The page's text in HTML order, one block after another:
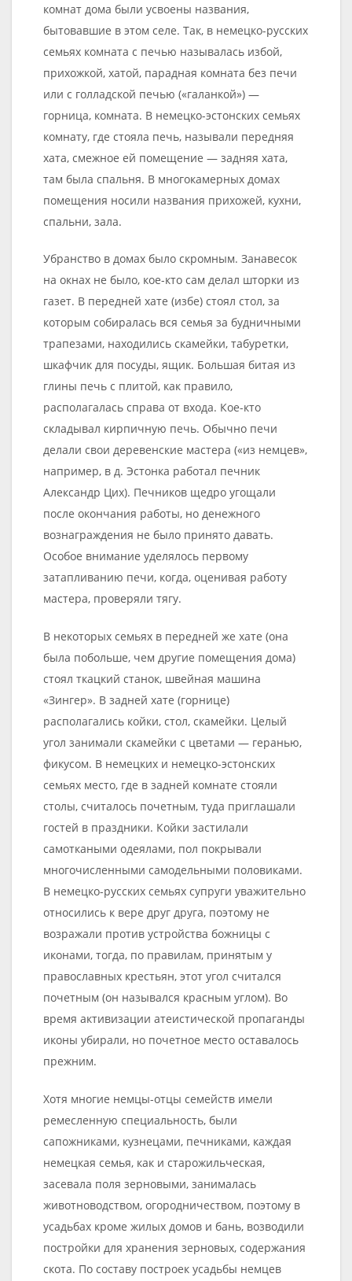
комнат дома были усвоены названия,
бытовавшие в этом селе. Так, в немецко-русских
семьях комната с печью называлась избой,
прихожкой, хатой, парадная комната без печи
или с голладcкой печью («галанкой») —
горница, комната. В немецко-эстонских семьях
комнату, где стояла печь, называли передняя
хата, смежное ей помещение — задняя хата,
там была спальня. В многокамерных домах
помещения носили названия прихожей, кухни,
спальни, зала.
Убранство в домах было скромным. Занавесок
на окнах не было, кое-кто сам делал шторки из
газет. В передней хате (избе) стоял стол, за
которым собиралась вся семья за будничными
трапезами, находились скамейки, табуретки,
шкафчик для посуды, ящик. Большая битая из
глины печь с плитой, как правило,
располагалась справа от входа. Кое-кто
складывал кирпичную печь. Обычно печи
делали свои деревенские мастера («из немцев»,
например, в д. Эстонка работал печник
Александр Цих). Печников щедро угощали
после окончания работы, но денежного
вознаграждения не было принято давать.
Особое внимание уделялось первому
затапливанию печи, когда, оценивая работу
мастера, проверяли тягу.
В некоторых семьях в передней же хате (она
была побольше, чем другие помещения дома)
стоял ткацкий станок, швейная машина
«Зингер». В задней хате (горнице)
располагались койки, стол, скамейки. Целый
угол занимали скамейки с цветами — геранью,
фикусом. В немецких и немецко-эстонских
семьях место, где в задней комнате стояли
столы, считалось почетным, туда приглашали
гостей в праздники. Койки застилали
самоткаными одеялами, пол покрывали
многочисленными самодельными половиками.
В немецко-русских семьях супруги уважительно
относились к вере друг друга, поэтому не
возражали против устройства божницы с
иконами, тогда, по правилам, принятым у
православных крестьян, этот угол считался
почетным (он назывался красным углом). Во
время активизации атеистической пропаганды
иконы убирали, но почетное место оставалось
прежним.
Хотя многие немцы-отцы семейств имели
ремесленную специальность, были
сапожниками, кузнецами, печниками, каждая
немецкая семья, как и старожильческая,
засевала поля зерновыми, занималась
животноводством, огородничеством, поэтому в
усадьбах кроме жилых домов и бань, возводили
постройки для хранения зерновых, содержания
скота. По составу построек усадьбы немцев